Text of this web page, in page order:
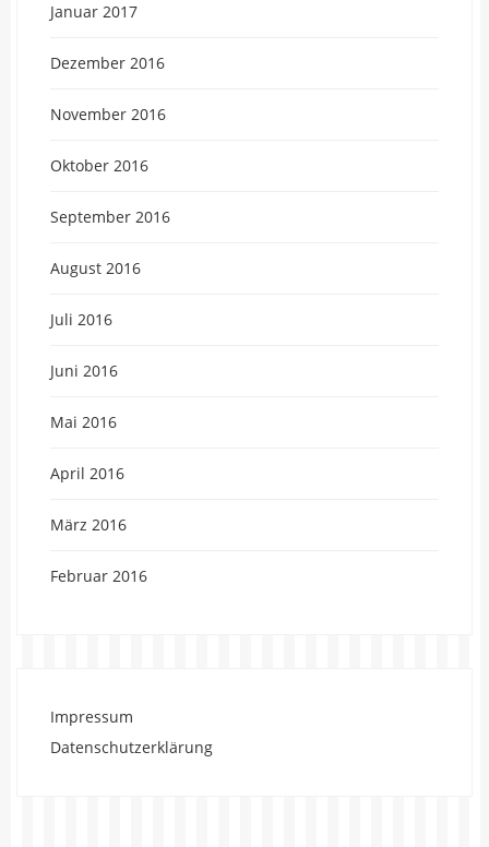
Januar 2017
Dezember 2016
November 2016
Oktober 2016
September 2016
August 2016
Juli 2016
Juni 2016
Mai 2016
April 2016
März 2016
Februar 2016
Impressum
Datenschutzerklärung